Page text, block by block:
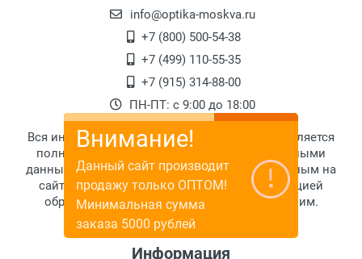
info@optika-moskva.ru
+7 (800) 500-54-38
+7 (499) 110-55-35
+7 (915) 314-88-00
ПН-ПТ: с 9:00 до 18:00
Вся информация, размещенная на сайте, не является
полной и исчерпывающей. За более подробными
данными обратитесь к менеджерам по указанным на
сайте телефонам. Или воспользуйтесь функцией
обратного звонка, и мы сами вам перезвоним.
Информация
Внимание!
Данный сайт производит
продажу только ОПТОМ!
Минимальная сумма
заказа 5000 рублей